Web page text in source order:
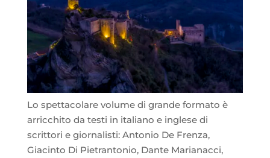
Lo spettacolare volume di grande formato è
arricchito da testi in italiano e inglese di
scrittori e giornalisti: Antonio De Frenza,
Giacinto Di Pietrantonio, Dante Marianacci,